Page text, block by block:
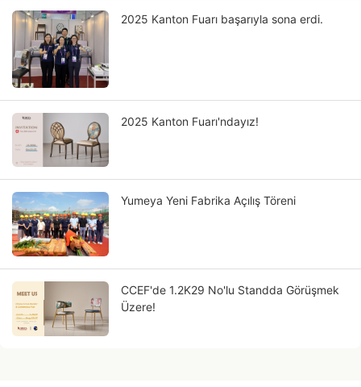
2025 Kanton Fuarı başarıyla sona erdi.
2025 Kanton Fuarı'ndayız!
Yumeya Yeni Fabrika Açılış Töreni
CCEF'de 1.2K29 No'lu Standda Görüşmek
Üzere!